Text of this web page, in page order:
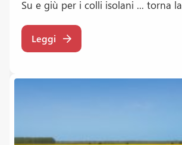
Su e giù per i colli isolani ... torna
Leggi